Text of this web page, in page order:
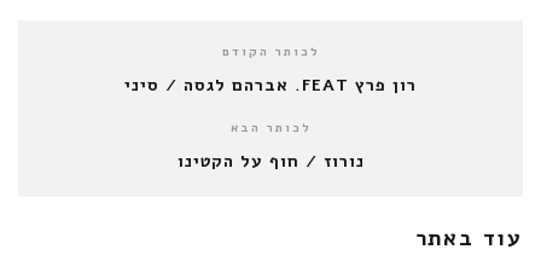
לכותר הקודם
רון פרץ FEAT. אברהם לגסה / סיני
לכותר הבא
נורוז / חוף על הקטינו
עוד באתר